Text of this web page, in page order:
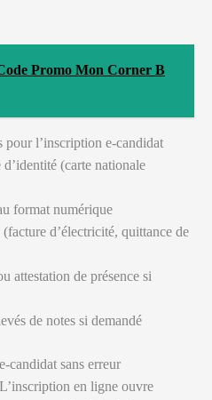
Promo Mon Corner B
pour l’inscription e-candidat
(carte nationale
format numérique
d’électricité, quittance de
attestation de présence si
de notes si demandé
candidat sans erreur
L’inscription en ligne ouvre